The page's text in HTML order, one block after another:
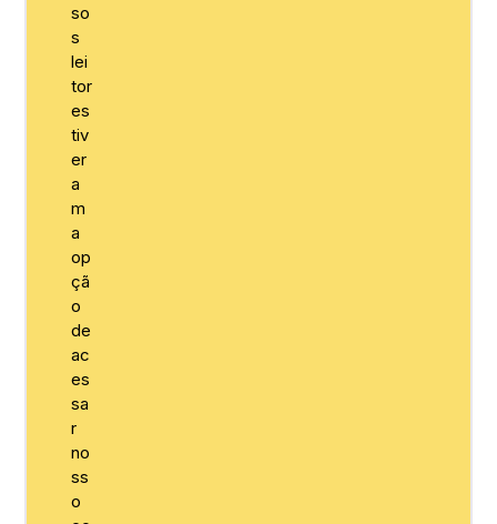
so
s
lei
tor
es
tiv
er
a
m
a
op
çã
o
de
ac
es
sa
r
no
ss
o